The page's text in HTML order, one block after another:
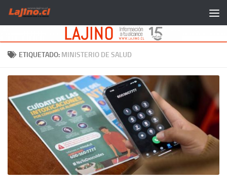
Saltar al contenido
ETIQUETADO: MINISTERIO DE SALUD